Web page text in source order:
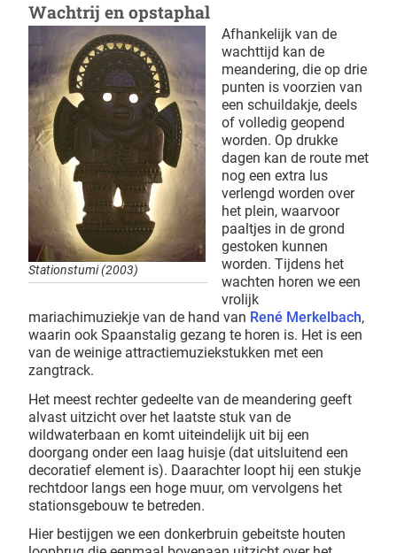
Wachtrij en opstaphal
Stationstumi (2003)
Afhankelijk van de
wachttijd kan de
meandering, die op drie
punten is voorzien van
een schuildakje, deels
of volledig geopend
worden. Op drukke
dagen kan de route met
nog een extra lus
verlengd worden over
het plein, waarvoor
paaltjes in de grond
gestoken kunnen
worden. Tijdens het
wachten horen we een
vrolijk
mariachimuziekje van de hand van René Merkelbach,
waarin ook Spaanstalig gezang te horen is. Het is een
van de weinige attractiemuziekstukken met een
zangtrack.
Het meest rechter gedeelte van de meandering geeft
alvast uitzicht over het laatste stuk van de
wildwaterbaan en komt uiteindelijk uit bij een
doorgang onder een laag huisje (dat uitsluitend een
decoratief element is). Daarachter loopt hij een stukje
rechtdoor langs een hoge muur, om vervolgens het
stationsgebouw te betreden.
Hier bestijgen we een donkerbruin gebeitste houten